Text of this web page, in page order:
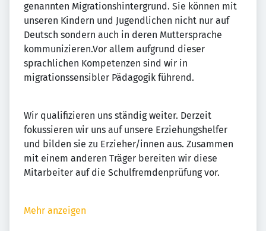
genannten Migrationshintergrund. Sie können mit
unseren Kindern und Jugendlichen nicht nur auf
Deutsch sondern auch in deren Muttersprache
kommunizieren.Vor allem aufgrund dieser
sprachlichen Kompetenzen sind wir in
migrationssensibler Pädagogik führend.
Wir qualifizieren uns ständig weiter. Derzeit
fokussieren wir uns auf unsere Erziehungshelfer
und bilden sie zu Erzieher/innen aus. Zusammen
mit einem anderen Träger bereiten wir diese
Mitarbeiter auf die Schulfremdenprüfung vor.
Mehr anzeigen